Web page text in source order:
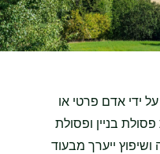
ידי אדם פרטי או
בניין ופסולת
ושיפוץ ייערך מבעוד